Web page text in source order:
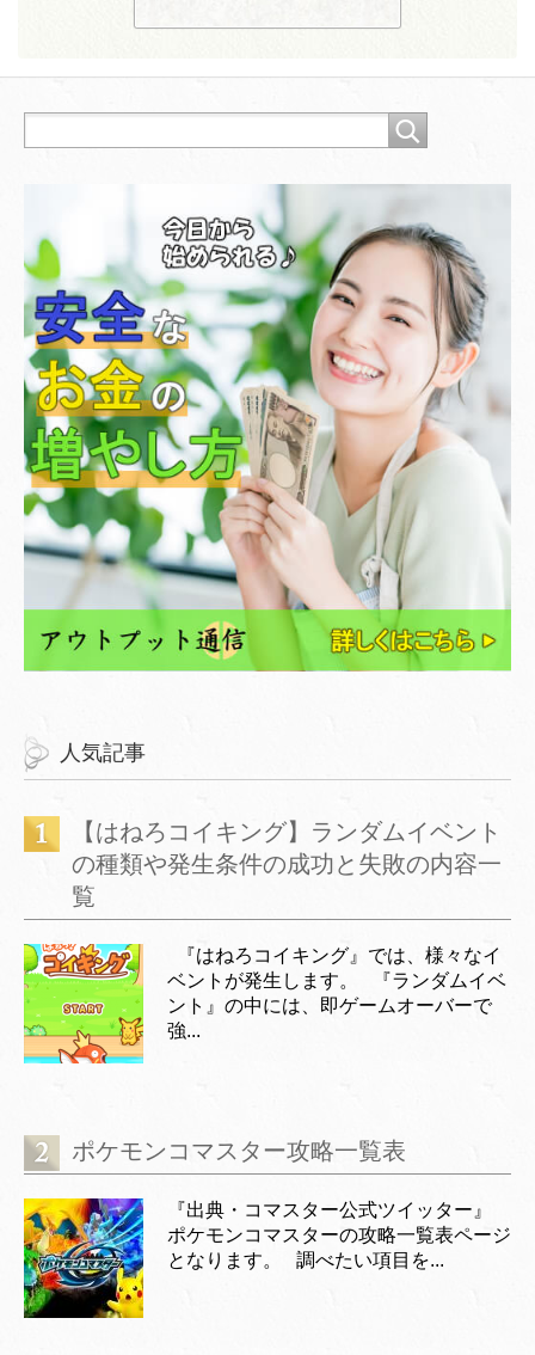
人気記事
【はねろコイキング】ランダムイベント
の種類や発生条件の成功と失敗の内容一
覧
『はねろコイキング』では、様々なイ
ベントが発生します。 『ランダムイベ
ント』の中には、即ゲームオーバーで
強...
ポケモンコマスター攻略一覧表
『出典・コマスター公式ツイッター』
ポケモンコマスターの攻略一覧表ページ
となります。 調べたい項目を...